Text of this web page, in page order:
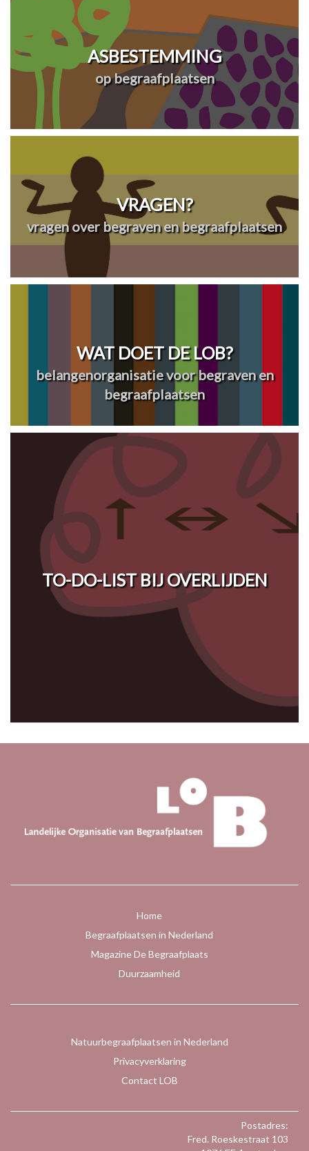
ASBESTEMMING
op begraafplaatsen
VRAGEN?
vragen over begraven en begraafplaatsen
WAT DOET DE LOB?
belangenorganisatie voor begraven en
begraafplaatsen
TO-DO-LIST BIJ OVERLIJDEN
Home
Begraafplaatsen in Nederland
Magazine De Begraafplaats
Duurzaamheid
Natuurbegraafplaatsen in Nederland
Privacyverklaring
Contact LOB
Postadres:
Fred. Roeskestraat 103